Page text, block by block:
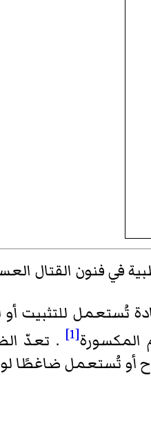
في فنون القتال
تُستعمل للتثبيت
المكسورة[1] . تعدّ
أو تُستعمل ضاغطًا